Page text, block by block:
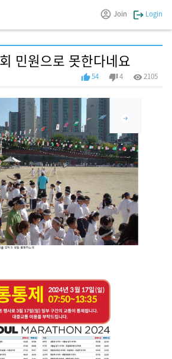
Join Login
민원으로 못한다네요
54 4 2105